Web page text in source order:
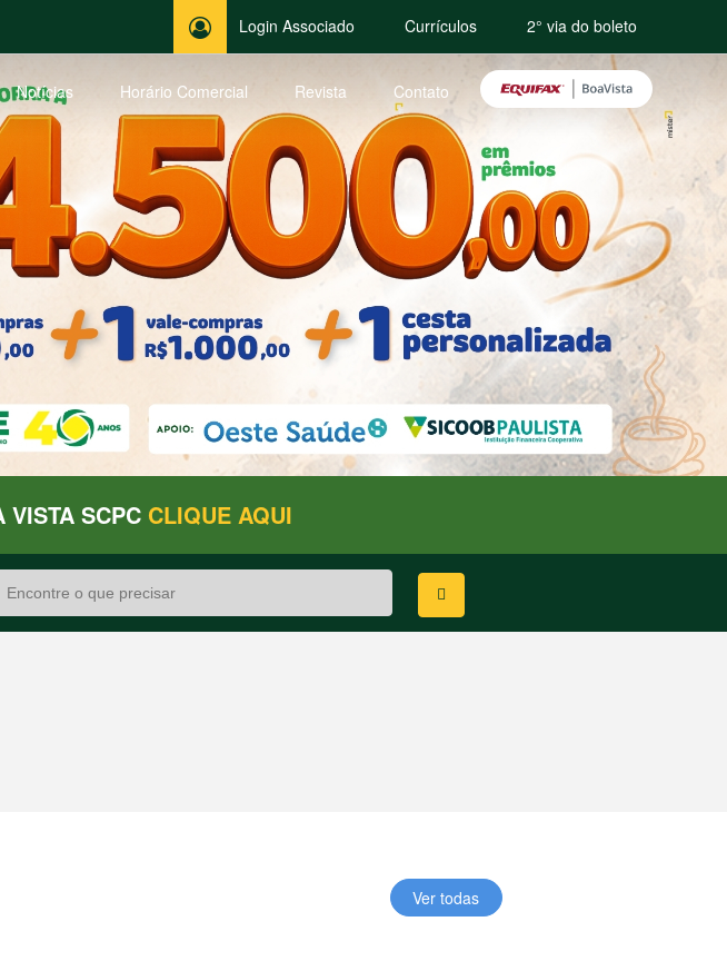
Login Associado Currículos 2° via do boleto
Notícias Horário Comercial Revista Contato
SCPC CLIQUE AQUI
Ver todas